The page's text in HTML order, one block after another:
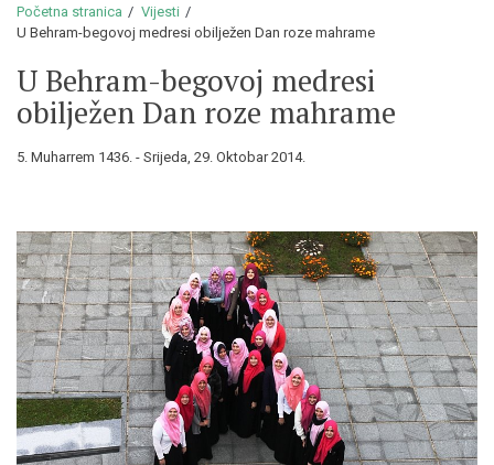
Početna stranica
Vijesti
U Behram-begovoj medresi obilježen Dan roze mahrame
U Behram-begovoj medresi
obilježen Dan roze mahrame
5. Muharrem 1436. - Srijeda, 29. Oktobar 2014.